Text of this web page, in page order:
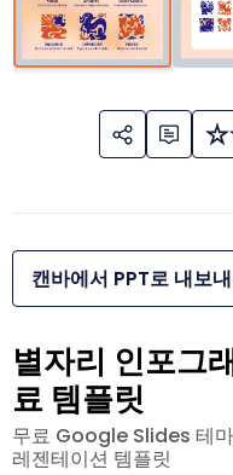
캔바에서 PPT로 내보
별자리 인포그
료 템플릿
무료 Google Slides 테
레젠테이션 템플릿